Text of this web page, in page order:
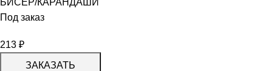
Под заказ
213 ₽
ЗАКАЗАТЬ